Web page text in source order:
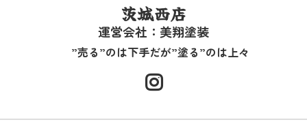
茨城西店
運営会社：美翔塗装
”売る”のは下手だが”塗る”のは上々